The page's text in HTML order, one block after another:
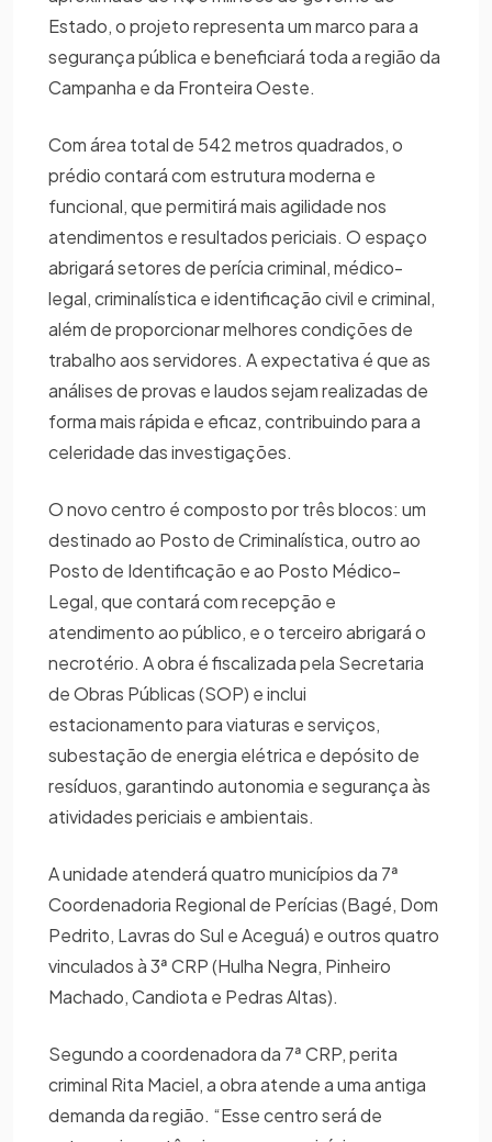
Estado, o projeto representa um marco para a
segurança pública e beneficiará toda a região da
Campanha e da Fronteira Oeste.
Com área total de 542 metros quadrados, o
prédio contará com estrutura moderna e
funcional, que permitirá mais agilidade nos
atendimentos e resultados periciais. O espaço
abrigará setores de perícia criminal, médico-
legal, criminalística e identificação civil e criminal,
além de proporcionar melhores condições de
trabalho aos servidores. A expectativa é que as
análises de provas e laudos sejam realizadas de
forma mais rápida e eficaz, contribuindo para a
celeridade das investigações.
O novo centro é composto por três blocos: um
destinado ao Posto de Criminalística, outro ao
Posto de Identificação e ao Posto Médico-
Legal, que contará com recepção e
atendimento ao público, e o terceiro abrigará o
necrotério. A obra é fiscalizada pela Secretaria
de Obras Públicas (SOP) e inclui
estacionamento para viaturas e serviços,
subestação de energia elétrica e depósito de
resíduos, garantindo autonomia e segurança às
atividades periciais e ambientais.
A unidade atenderá quatro municípios da 7ª
Coordenadoria Regional de Perícias (Bagé, Dom
Pedrito, Lavras do Sul e Aceguá) e outros quatro
vinculados à 3ª CRP (Hulha Negra, Pinheiro
Machado, Candiota e Pedras Altas).
Segundo a coordenadora da 7ª CRP, perita
criminal Rita Maciel, a obra atende a uma antiga
demanda da região. “Esse centro será de